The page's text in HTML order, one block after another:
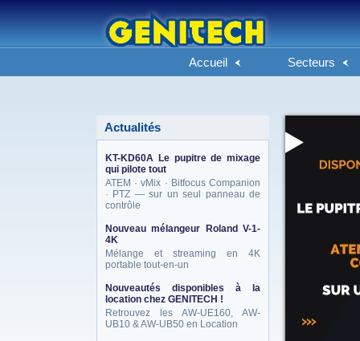
Accueil Secteurs
Actualités
KT-KD60A Le pupitre de mixage
qui pilote tout
ATEM · vMix · Bitfocus Companion
· PTZ — sur un seul panneau de
contrôle
Nouveau mélangeur Roland V-1-
4K
Mélange et streaming en 4K
portable tout-en-un
Nouveautés disponibles à la
location chez GENITECH !
Retrouvez les AW-UE160, AW-
UB10 & AW-UB50 en Location